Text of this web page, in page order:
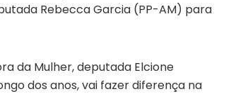
Rebecca Garcia (PP-AM) para
da Mulher, deputada Elcione
dos anos, vai fazer diferença na